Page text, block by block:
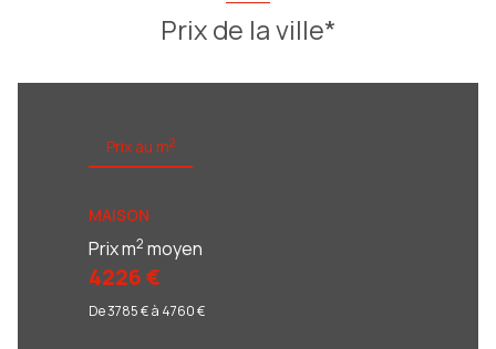
Prix de la ville*
Prix au m2
MAISON
Prix m2 moyen
4226 €
De 3785 € à 4760 €